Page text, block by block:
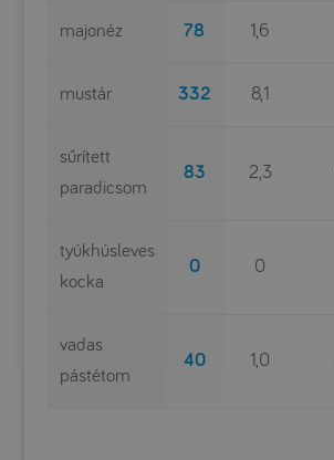
majonéz 78 1,6
mustár 332 8,1
sűrített
paradicsom
83 2,3
tyúkhúsleves
kocka
0 0
vadas
pástétom
40 1,0